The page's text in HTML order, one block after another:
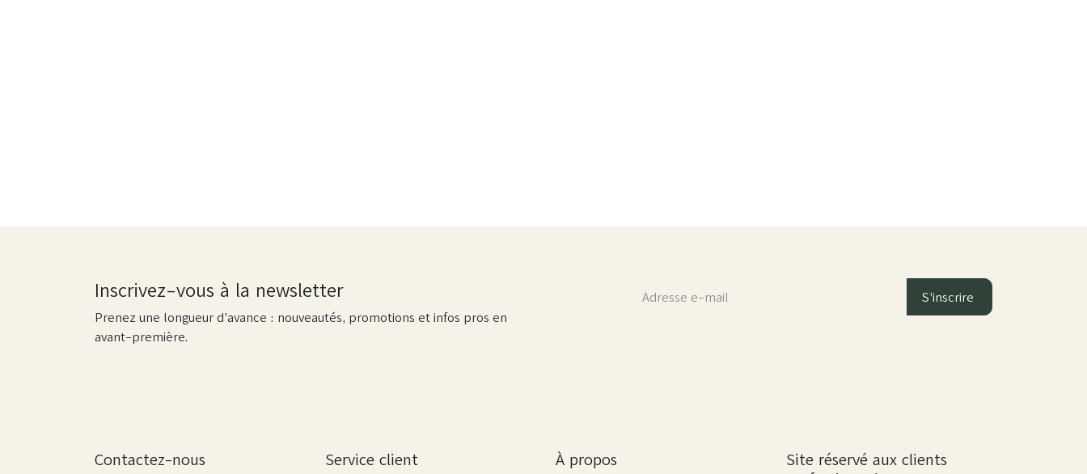
Inscrivez-vous à la newsletter
Prenez une longueur d’avance : nouveautés, promotions et infos pros en
avant-première.
S'inscrire
Contactez-nous Service client À propos
Site réservé aux clients